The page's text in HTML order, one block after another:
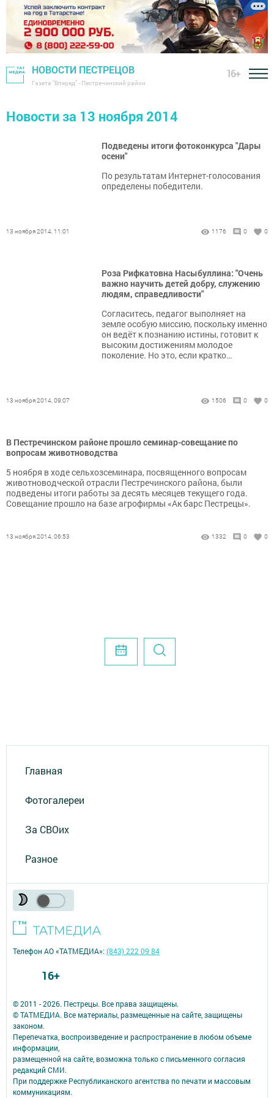
НОВОСТИ ПЕСТРЕЦОВ
Газета "Вперед" - Пестречинский район
16+
Новости за 13 ноября 2014
Подведены итоги фотоконкурса "Дары
осени"
По результатам Интернет-голосования
определены победители.
13 ноября 2014, 11:01 1176 0 0
Роза Рифкатовна Насыбуллина: "Очень
важно научить детей добру, служению
людям, справедливости"
Согласитесь, педагог выполняет на
земле особую миссию, поскольку именно
он ведёт к познанию истины, готовит к
высоким достижениям молодое
поколение. Но это, если кратко…
13 ноября 2014, 09:07 1506 0 0
В Пестречинском районе прошло семинар-совещание по
вопросам животноводства
5 ноября в ходе сельхозсеминара, посвященного вопросам
животноводческой отрасли Пестречинского района, были
подведены итоги работы за десять месяцев текущего года.
Совещание прошло на базе агрофирмы «Ак барс Пестрецы».
13 ноября 2014, 06:53 1332 0 0
Главная
Фотогалереи
За СВОих
Разное
© 2011 - 2026. Пестрецы. Все права защищены.
© ТАТМЕДИА. Все материалы, размещенные на сайте, защищены
законом.
Перепечатка, воспроизведение и распространение в любом объеме
информации,
размещенной на сайте, возможна только с письменного согласия
редакций СМИ.
При поддержке Республиканского агентства по печати и массовым
коммуникациям.
Телефон АО «ТАТМЕДИА»:(843) 222 09 84
16+